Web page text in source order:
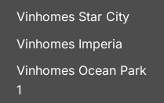
Vinhomes Star City
Vinhomes Imperia
Vinhomes Ocean Park
1